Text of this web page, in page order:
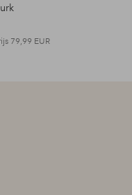
79,99 EUR